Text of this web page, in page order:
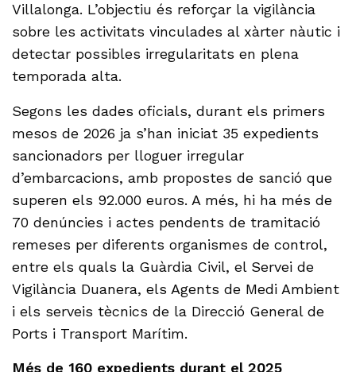
Villalonga. L’objectiu és reforçar la vigilància
sobre les activitats vinculades al xàrter nàutic i
detectar possibles irregularitats en plena
temporada alta.
Segons les dades oficials, durant els primers
mesos de 2026 ja s’han iniciat 35 expedients
sancionadors per lloguer irregular
d’embarcacions, amb propostes de sanció que
superen els 92.000 euros. A més, hi ha més de
70 denúncies i actes pendents de tramitació
remeses per diferents organismes de control,
entre els quals la Guàrdia Civil, el Servei de
Vigilància Duanera, els Agents de Medi Ambient
i els serveis tècnics de la Direcció General de
Ports i Transport Marítim.
Més de 160 expedients durant el 2025